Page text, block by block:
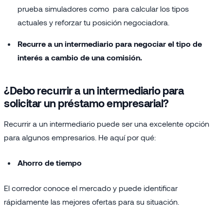
prueba simuladores como para calcular los tipos
actuales y reforzar tu posición negociadora.
Recurre a un intermediario para negociar el tipo de
interés a cambio de una comisión.
¿Debo recurrir a un intermediario para
solicitar un préstamo empresarial?
Recurrir a un intermediario puede ser una excelente opción
para algunos empresarios. He aquí por qué:
Ahorro de tiempo
El corredor conoce el mercado y puede identificar
rápidamente las mejores ofertas para su situación.